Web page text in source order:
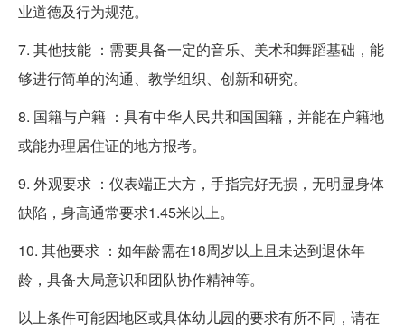
业道德及行为规范。
7. 其他技能 ：需要具备一定的音乐、美术和舞蹈基础，能
够进行简单的沟通、教学组织、创新和研究。
8. 国籍与户籍 ：具有中华人民共和国国籍，并能在户籍地
或能办理居住证的地方报考。
9. 外观要求 ：仪表端正大方，手指完好无损，无明显身体
缺陷，身高通常要求1.45米以上。
10. 其他要求 ：如年龄需在18周岁以上且未达到退休年
龄，具备大局意识和团队协作精神等。
以上条件可能因地区或具体幼儿园的要求有所不同，请在